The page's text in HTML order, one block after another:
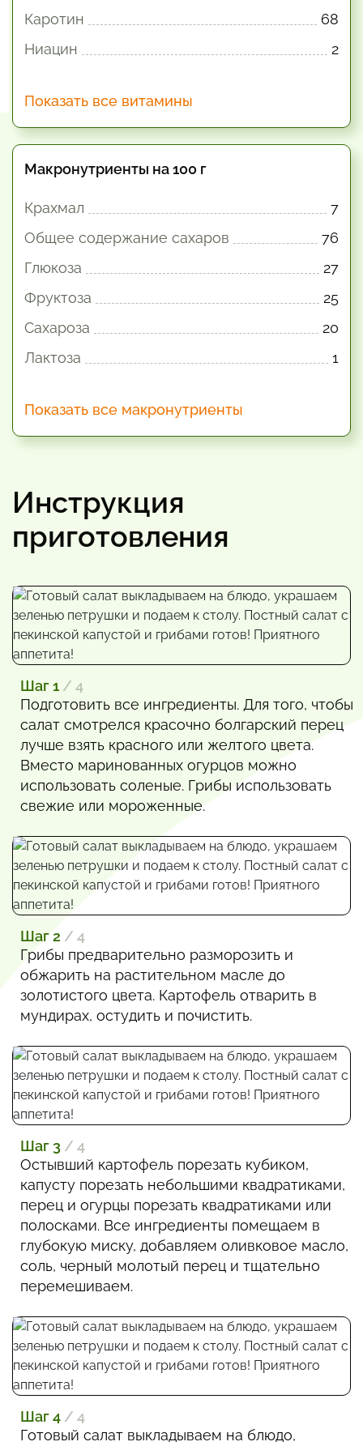
Каротин
68
Ниацин
2
Показать все витамины
Макронутриенты на 100 г
Крахмал
7
Общее содержание сахаров
76
Глюкоза
27
Фруктоза
25
Сахароза
20
Лактоза
1
Показать все макронутриенты
Инструкция
приготовления
Шаг 1 / 4
Подготовить все ингредиенты. Для того, чтобы
салат смотрелся красочно болгарский перец
лучше взять красного или желтого цвета.
Вместо маринованных огурцов можно
использовать соленые. Грибы использовать
свежие или мороженные.
Шаг 2 / 4
Грибы предварительно разморозить и
обжарить на растительном масле до
золотистого цвета. Картофель отварить в
мундирах, остудить и почистить.
Шаг 3 / 4
Остывший картофель порезать кубиком,
капусту порезать небольшими квадратиками,
перец и огурцы порезать квадратиками или
полосками. Все ингредиенты помещаем в
глубокую миску, добавляем оливковое масло,
соль, черный молотый перец и тщательно
перемешиваем.
Шаг 4 / 4
Готовый салат выкладываем на блюдо,